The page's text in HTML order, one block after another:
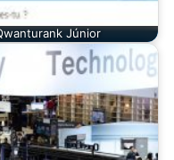
Júnior